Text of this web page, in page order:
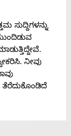
ಸುದ್ದಿಗಳನ್ನು
ನೀವು